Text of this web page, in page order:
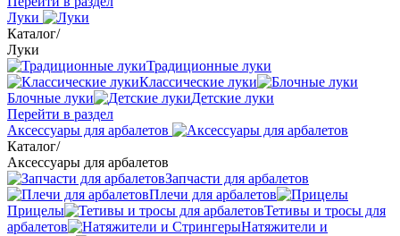
Луки
Каталог/
Луки
Традиционные луки
Классические луки
Блочные луки
Детские луки
Перейти в раздел
Аксессуары для арбалетов
Каталог/
Аксессуары для арбалетов
Запчасти для арбалетов
Плечи для арбалетов
Прицелы
Тетивы и тросы для
арбалетов
Натяжители и